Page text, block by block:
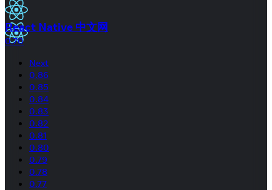
React Native 中文网
0.70
Next
0.86
0.85
0.84
0.83
0.82
0.81
0.80
0.79
0.78
0.77